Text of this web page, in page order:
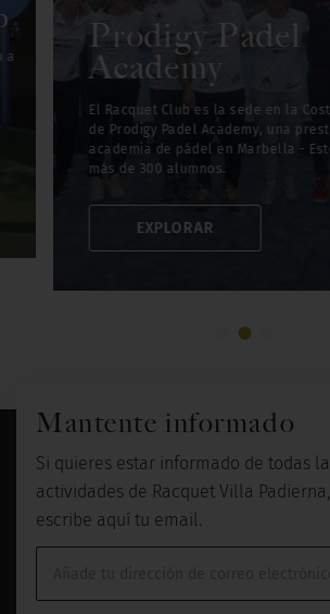
a
Academy
El Racquet Club es la
sede en la Costa del
Academy, una
prestigiosa academia
de pádel en Marbella -
Estepona con más de
Prodigy Padel
Academy
El Racquet Club es la sede en la
de Prodigy Padel Academy, una
academia de pádel en Marbella -
más de 300 alumnos.
EXPLORAR
Kid's Club
Un espacio dedicado a
los niños, donde
campamentos de
verano, celebramos
cumpleaños y
alquilamos para
de
Mantente informado
Si quieres estar informado de todas
actividades de Racquet Villa
escribe aquí tu email.